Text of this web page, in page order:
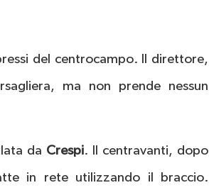
del centrocampo. Il direttore,
ma non prende nessun
da Crespi. Il centravanti, dopo
in rete utilizzando il braccio.